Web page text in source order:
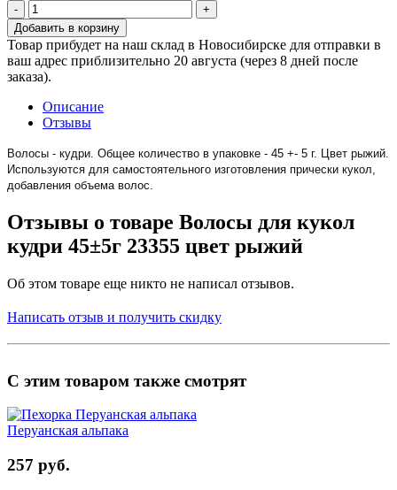
-
+
Добавить в корзину
Товар прибудет на наш склад в Новосибирске для отправки в
ваш адрес приблизительно 20 августа (через 8 дней после
заказа).
Описание
Отзывы
Волосы - кудри. Общее количество в упаковке - 45 +- 5 г. Цвет рыжий.
Используются для самостоятельного изготовления прически кукол,
добавления объема волос.
Отзывы о товаре Волосы для кукол
кудри 45±5г 23355 цвет рыжий
Об этом товаре еще никто не написал отзывов.
Написать отзыв и получить скидку
С этим товаром также смотрят
Перуанская альпака
257 руб.